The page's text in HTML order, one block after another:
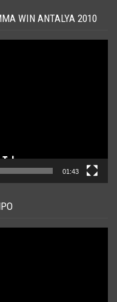
WIN ANTALYA 2010
01:43